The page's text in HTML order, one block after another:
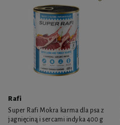
Rafi
Super Rafi Mokra karma dla psa z
jagnięciną i sercami indyka 400 g